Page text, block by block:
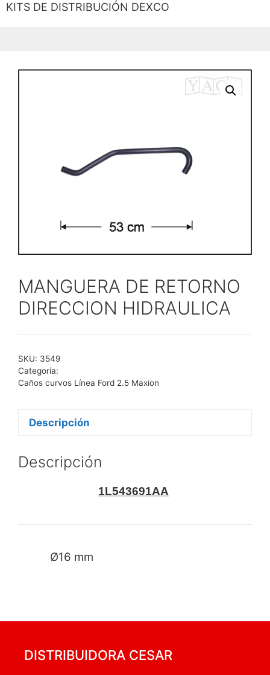
MANGUERA DE RETORNO
DIRECCION HIDRAULICA
SKU: 3549
Categoría:
Caños curvos Línea Ford 2.5 Maxion
Descripción
Descripción
1L543691AA
Ø16 mm
KITS DE DISTRIBUCIÓN DEXCO
DISTRIBUIDORA CESAR